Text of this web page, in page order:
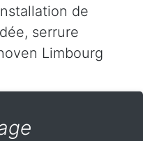
de
serrure
Limbourg